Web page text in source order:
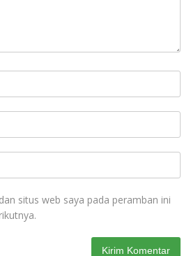
situs web saya pada peramban ini